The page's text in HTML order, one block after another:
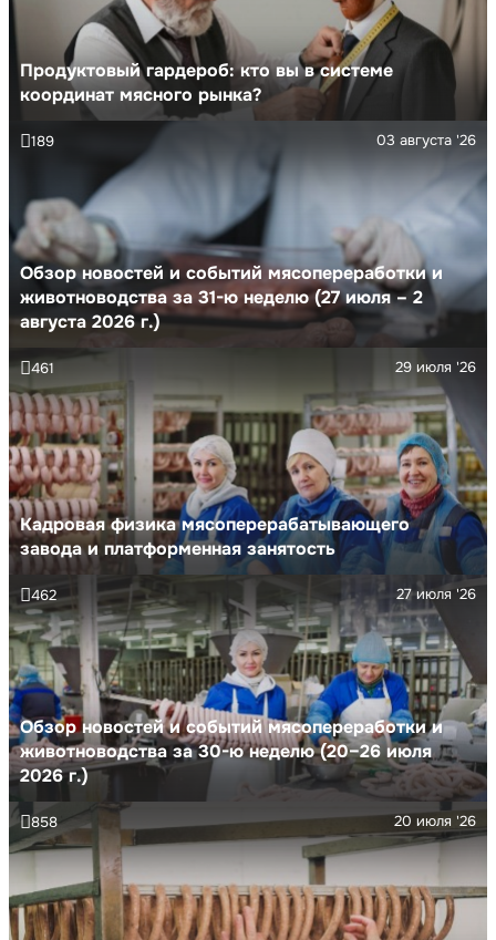
Продуктовый гардероб: кто вы в системе
координат мясного рынка?
Обзор новостей и событий мясопереработки и
животноводства за 31-ю неделю (27 июля – 2
августа 2026 г.)
03 августа '26
189
Кадровая физика мясоперерабатывающего
завода и платформенная занятость
29 июля '26
461
Обзор новостей и событий мясопереработки и
животноводства за 30-ю неделю (20–26 июля
2026 г.)
27 июля '26
462
20 июля '26
858